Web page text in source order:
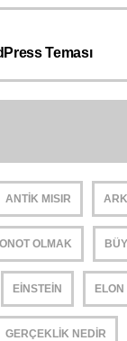
Teması
ANTIK MISIR
OLMAK
EINSTEIN
GERÇEKLIK NEDIR